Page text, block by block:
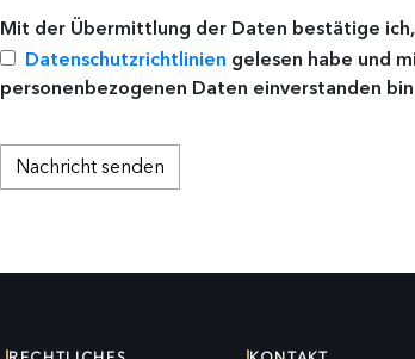
Mit der Übermittlung der Daten bestätige ich,
Datenschutzrichtlinien gelesen habe und
personenbezogenen Daten einverstanden